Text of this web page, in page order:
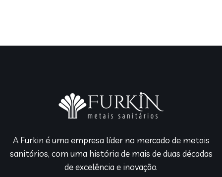
A Furkin é uma empresa líder no mercado de metais
sanitários, com uma história de mais de duas décadas
de excelência e inovação.